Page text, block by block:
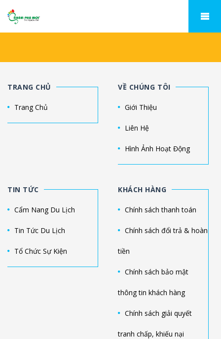
TRANG CHỦ
Trang Chủ
VỀ CHÚNG TÔI
Giới Thiệu
Liên Hệ
Hình Ảnh Hoạt Động
TIN TỨC
Cẩm Nang Du Lịch
Tin Tức Du Lịch
Tổ Chức Sự Kiện
KHÁCH HÀNG
Chính sách thanh toán
Chính sách đổi trả & hoàn
tiền
Chính sách bảo mật
thông tin khách hàng
Chính sách giải quyết
tranh chấp, khiếu nại